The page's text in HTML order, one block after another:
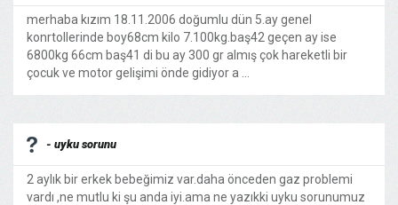
merhaba kızım 18.11.2006 doğumlu dün 5.ay genel
konrtollerinde boy68cm kilo 7.100kg.baş42 geçen ay ise
6800kg 66cm baş41 di bu ay 300 gr almış çok hareketli bir
çocuk ve motor gelişimi önde gidiyor a ...
- uyku sorunu
2 aylık bir erkek bebeğimiz var.daha önceden gaz problemi
vardı ,ne mutlu ki şu anda iyi.ama ne yazıkki uyku sorunumuz